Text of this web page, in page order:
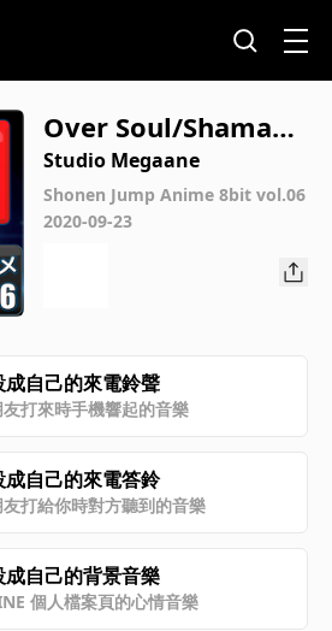
Over Soul/Shaman
King
Studio Megaane
Shonen Jump Anime 8bit vol.06
2020-09-23
成自己的來電鈴聲
友打來時手機響起的音樂
成自己的來電答鈴
友打給你時對方聽到的音樂
成自己的背景音樂
個人檔案頁的心情音樂